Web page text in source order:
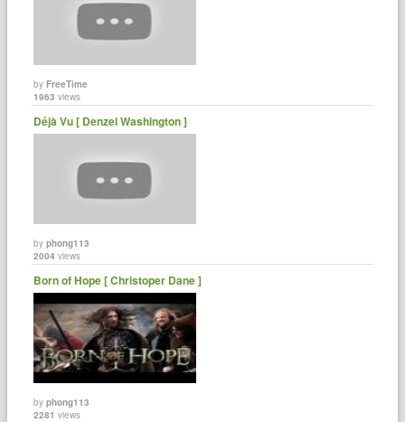
byFreeTime
1963 views
Déjà Vu [ Denzel Washington ]
byphong113
2004 views
Born of Hope [ Christoper Dane ]
byphong113
2281 views